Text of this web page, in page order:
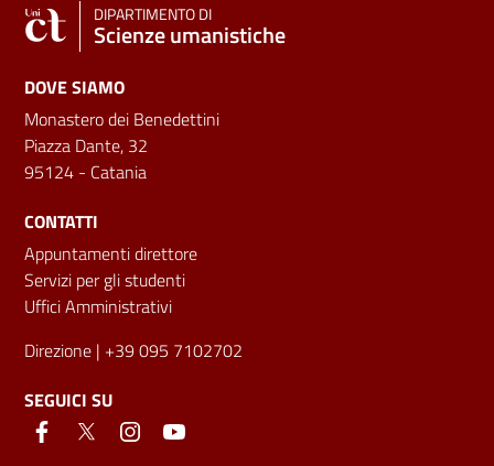
DIPARTIMENTO DI
Scienze umanistiche
DOVE SIAMO
Monastero dei Benedettini
Piazza Dante, 32
95124 - Catania
CONTATTI
Appuntamenti direttore
Servizi per gli studenti
Uffici Amministrativi
Direzione | +39 095 7102702
SEGUICI SU